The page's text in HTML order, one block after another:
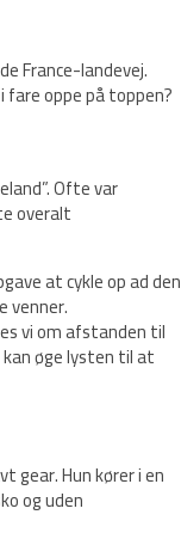
France-landevej.
oppe på toppen?
Ofte var
overalt
at cykle op ad den
venner.
vi om afstanden til
øge lysten til at
gear. Hun kører i en
og uden